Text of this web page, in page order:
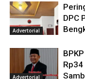
Advertorial
DPC
Advertorial